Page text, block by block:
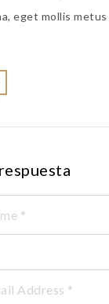
eget mollis metus